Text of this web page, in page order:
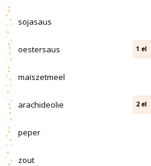
sojasaus
oestersaus 1 el
maïszetmeel
arachideolie 2 el
peper
zout